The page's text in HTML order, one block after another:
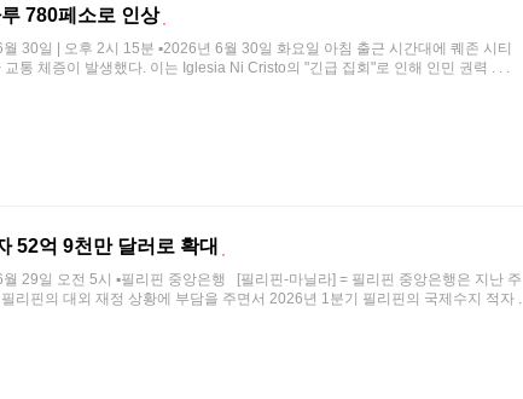
780페소로 인상
30일 | 오후 2시 15분 ▪2026년 6월 30일 화요일 아침 출근 시간대에 퀘존 시티
통 체증이 발생했다. 이는 Iglesia Ni Cristo의 "긴급 집회"로 인해 인민 권력 . . .
52억 9천만 달러로 확대
29일 오전 5시 ▪필리핀 중앙은행 [필리핀-마닐라] = 필리핀 중앙은행은 지난 주
리핀의 대외 재정 상황에 부담을 주면서 2026년 1분기 필리핀의 국제수지 적자 .